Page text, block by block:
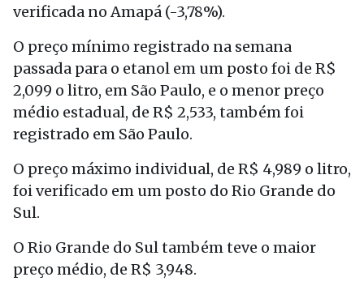
verificada no Amapá (-3,78%).
O preço mínimo registrado na semana
passada para o etanol em um posto foi de R$
2,099 o litro, em São Paulo, e o menor preço
médio estadual, de R$ 2,533, também foi
registrado em São Paulo.
O preço máximo individual, de R$ 4,989 o litro,
foi verificado em um posto do Rio Grande do
Sul.
O Rio Grande do Sul também teve o maior
preço médio, de R$ 3,948.